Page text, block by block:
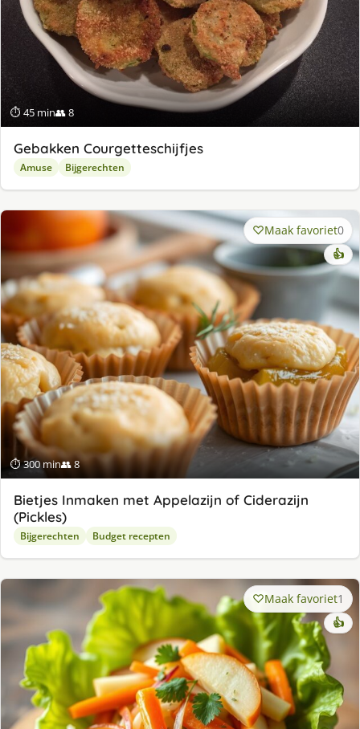
⏱ 45 min👥 8
Gebakken Courgetteschijfjes
Amuse Bijgerechten
⏱ 300 min👥 8
Maak favoriet0
👍
Bietjes Inmaken met Appelazijn of Ciderazijn
(Pickles)
Bijgerechten Budget recepten
Maak favoriet1
👍